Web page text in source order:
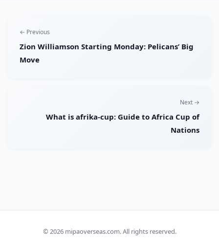
← Previous
Zion Williamson Starting Monday: Pelicans’ Big
Move
Next →
What is afrika-cup: Guide to Africa Cup of
Nations
© 2026 mipaoverseas.com. All rights reserved.